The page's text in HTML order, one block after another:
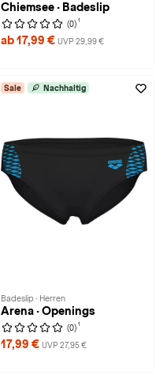
Chiemsee · Badeslip
(0) 1
ab 17,99 € UVP 29,99 €
Sale Nachhaltig
Badeslip · Herren
Arena · Openings
(0) 1
17,99 € UVP 27,95 €